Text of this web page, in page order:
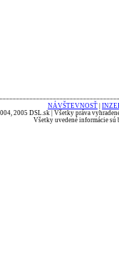
NÁVŠTEVNOSŤ
2005 DSL.sk | Všetky práva
Všetky uvedené informácie sú